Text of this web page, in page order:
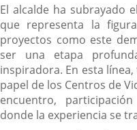
El alcalde ha subrayado
que representa la
proyectos como este
ser una etapa
inspiradora. En esta
papel de los Centros de
encuentro,
donde la experiencia se